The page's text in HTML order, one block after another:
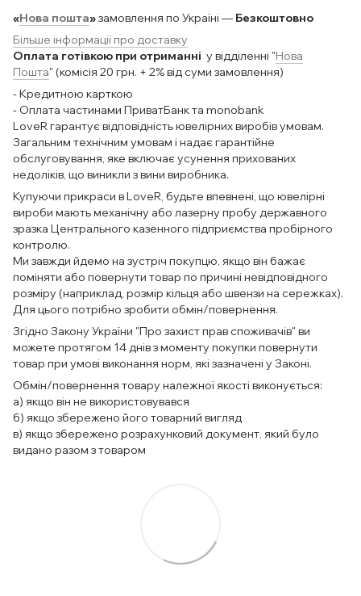
«Нова пошта»замовлення по Україні — Безкоштовно
Більше інформації про доставку
Оплата готівкою при отриманні у відділенні "Нова
Пошта" (комісія 20 грн. + 2% від суми замовлення)
- Кредитною карткою
- Оплата частинами ПриватБанк та monobank
LoveR гарантує відповідність ювелірних виробів умовам.
Загальним технічним умовам і надає гарантійне
обслуговування, яке включає усунення прихованих
недоліків, що виникли з вини виробника.
Купуючи прикраси в LoveR, будьте впевнені, що ювелірні
вироби мають механічну або лазерну пробу державного
зразка Центрального казенного підприємства пробірного
контролю.
Ми завжди йдемо на зустріч покупцю, якщо він бажає
поміняти або повернути товар по причині невідповідного
розміру (наприклад, розмір кільця або швензи на сережках).
Для цього потрібно зробити обмін/повернення.
Згідно Закону України "Про захист прав споживачів" ви
можете протягом 14 днів з моменту покупки повернути
товар при умові виконання норм, які зазначені у Законі.
Обмін/повернення товару належної якості виконується:
а) якщо він не використовувався
б) якщо збережено його товарний вигляд
в) якщо збережено розрахунковий документ, який було
видано разом з товаром